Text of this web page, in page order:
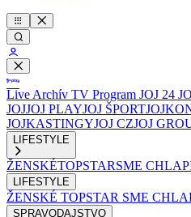
Live Archív TV Program JOJ 24
JOJJOJ PLAYJOJ ŠPORTJOJKO
JOJKASTINGYJOJ CZJOJ
LIFESTYLE
ŽENSKÉTOPSTARSME
LIFESTYLE
ŽENSKÉ TOPSTAR SME
SPRAVODAJSTVO